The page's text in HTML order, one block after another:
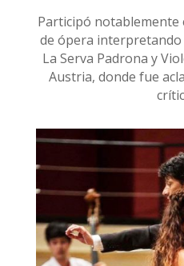
Participó notablemente
de ópera interpretando
La Serva Padrona y
Austria, donde fue